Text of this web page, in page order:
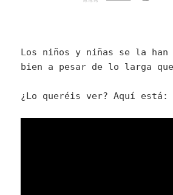
Los niños y niñas se la han
bien a pesar de lo larga
¿Lo queréis ver? Aquí está: